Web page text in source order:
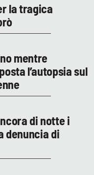
la tragica
mentre
l’autopsia sul
di notte i
denuncia di